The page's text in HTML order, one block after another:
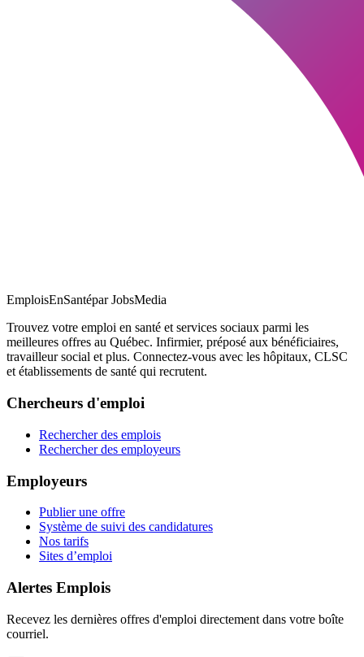
EmploisEnSantépar JobsMedia
Trouvez votre emploi en santé et services sociaux parmi les
meilleures offres au Québec. Infirmier, préposé aux bénéficiaires,
travailleur social et plus. Connectez-vous avec les hôpitaux, CLSC
et établissements de santé qui recrutent.
Chercheurs d'emploi
Rechercher des emplois
Rechercher des employeurs
Employeurs
Publier une offre
Système de suivi des candidatures
Nos tarifs
Sites d’emploi
Alertes Emplois
Recevez les dernières offres d'emploi directement dans votre boîte
courriel.